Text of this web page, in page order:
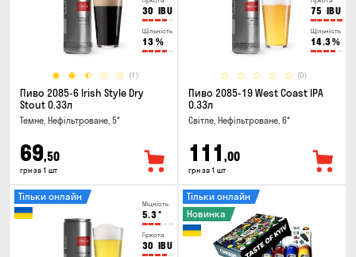
30 IBU
Щільність
13 %
(1)
Пиво 2085-6 Irish Style Dry
Stout 0.33л
Темне, Нефільтроване, 5°
69,50
грн за 1 шт
75 IBU
Щільність
14.3%
(0)
Пиво 2085-19 West Coast IPA
0.33л
Світле, Нефільтроване, 6°
111 ,00
грн за 1 шт
Міцність
5.3°
Гіркота
30 IBU
Тільки онлайн
Тільки онлайн
Новинка